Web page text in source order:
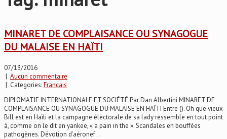
MINARET DE COMPLAISANCE OU SYNAGOGUE
DU MALAISE EN HAÏTI
07/13/2016
| Aucun commentaire
| Categories:Francais
DIPLOMATIE INTERNATIONALE ET SOCIÉTÉ Par Dan Albertini MINARET DE
COMPLAISANCE OU SYNAGOGUE DU MALAISE EN HAÏTI Entre (). Oh que vieux
Bill est en Haïti et la campagne électorale de sa lady ressemble en tout point
à, comme on le dit en yankee, « a pain in the ». Scandales en bouffées
pathogènes. Dévotion d’aéronef...